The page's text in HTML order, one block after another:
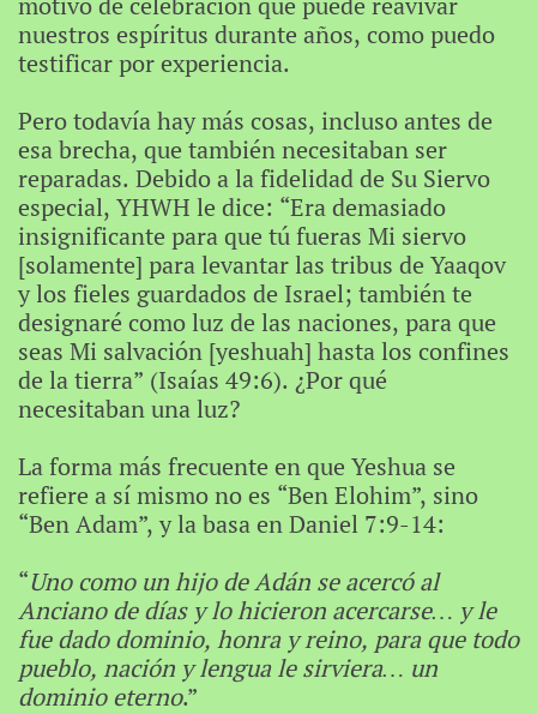
nuestros espíritus durante años, como puedo
testificar por experiencia.
Pero todavía hay más cosas, incluso antes de
esa brecha, que también necesitaban ser
reparadas. Debido a la fidelidad de Su Siervo
especial, YHWH le dice: “Era demasiado
insignificante para que tú fueras Mi siervo
[solamente] para levantar las tribus de Yaaqov
y los fieles guardados de Israel; también te
designaré como luz de las naciones, para que
seas Mi salvación [yeshuah] hasta los confines
de la tierra” (Isaías 49:6). ¿Por qué
necesitaban una luz?
La forma más frecuente en que Yeshua se
refiere a sí mismo no es “Ben Elohim”, sino
“Ben Adam”, y la basa en Daniel 7:9-14:
“Uno como un hijo de Adán se acercó al
Anciano de días y lo hicieron acercarse… y le
fue dado dominio, honra y reino, para que todo
pueblo, nación y lengua le sirviera… un
dominio eterno.”